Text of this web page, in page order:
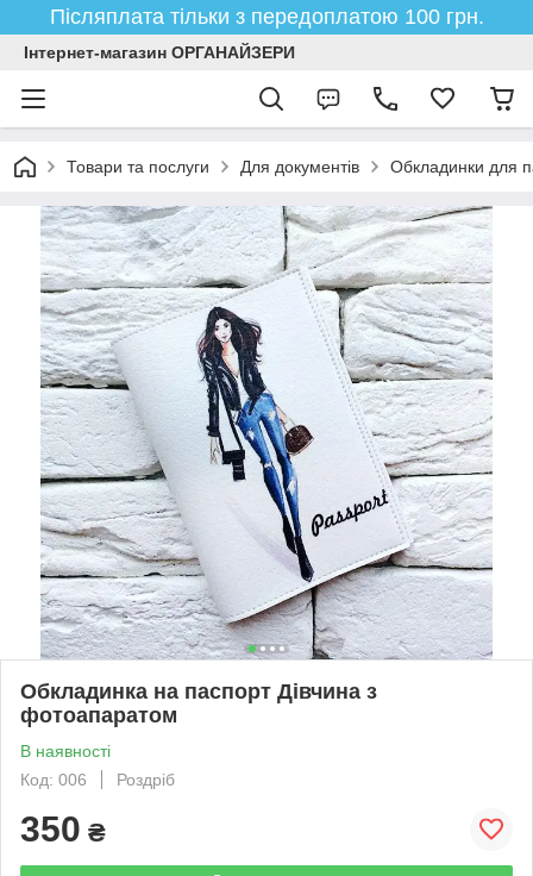
Післяплата тільки з передоплатою 100 грн.
Інтернет-магазин ОРГАНАЙЗЕРИ
Товари та послуги Для документів Обкладинки для
Обкладинка на паспорт Дівчина з
фотоапаратом
В наявності
Код: 006
Роздріб
350 ₴